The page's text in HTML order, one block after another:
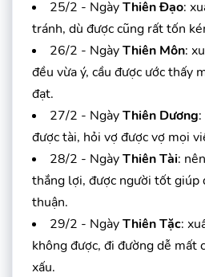
25/2 - NgàyThiên Đạo:
tránh, dù được cũng rất tốn
26/2 - NgàyThiên Môn:
đều vừa ý, cầu được ước thấy
đạt.
27/2 - NgàyThiên Dương
được tài, hỏi vợ được vợ mọi
28/2 - NgàyThiên Tài:
thắng lợi, được người tốt giúp
thuận.
29/2 - NgàyThiên Tặc:
không được, đi đường dễ mất
xấu.